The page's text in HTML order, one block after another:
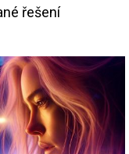
řešení